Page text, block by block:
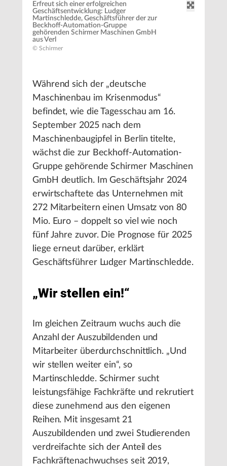
Erfreut sich einer erfolgreichen
Geschäftsentwicklung: Ludger
Martinschledde, Geschäftsführer der zur
Beckhoff-Automation-Gruppe
gehörenden Schirmer Maschinen GmbH
aus Verl
© Schirmer
Während sich der „deutsche
Maschinenbau im Krisenmodus“
befindet, wie die Tagesschau am 16.
September 2025 nach dem
Maschinenbaugipfel in Berlin titelte,
wächst die zur Beckhoff-Automation-
Gruppe gehörende Schirmer Maschinen
GmbH deutlich. Im Geschäftsjahr 2024
erwirtschaftete das Unternehmen mit
272 Mitarbeitern einen Umsatz von 80
Mio. Euro – doppelt so viel wie noch
fünf Jahre zuvor. Die Prognose für 2025
liege erneut darüber, erklärt
Geschäftsführer Ludger Martinschledde.
„Wir stellen ein!“
Im gleichen Zeitraum wuchs auch die
Anzahl der Auszubildenden und
Mitarbeiter überdurchschnittlich. „Und
wir stellen weiter ein“, so
Martinschledde. Schirmer sucht
leistungsfähige Fachkräfte und rekrutiert
diese zunehmend aus den eigenen
Reihen. Mit insgesamt 21
Auszubildenden und zwei Studierenden
verdreifachte sich der Anteil des
Fachkräftenachwuchses seit 2019,